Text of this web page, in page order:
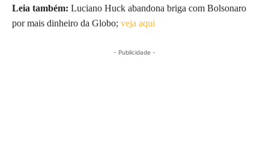
Leia também: Luciano Huck abandona briga com Bolsonaro
por mais dinheiro da Globo; veja aqui
- Publicidade -